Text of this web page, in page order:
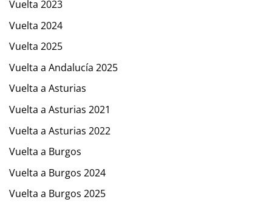
Vuelta 2023
Vuelta 2024
Vuelta 2025
Vuelta a Andalucía 2025
Vuelta a Asturias
Vuelta a Asturias 2021
Vuelta a Asturias 2022
Vuelta a Burgos
Vuelta a Burgos 2024
Vuelta a Burgos 2025